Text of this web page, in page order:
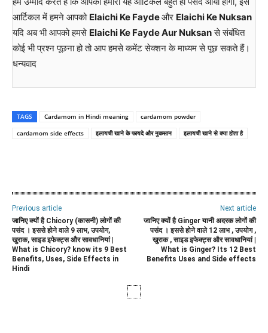
आर्टिकल में हमने आपको Elaichi Ke Faydeऔर Elaichi Ke Nuksan
यदि अब भी आपको हमसे Elaichi Ke Fayde Aur Nuksanसे संबंधित
कोई भी प्रश्न पूछना हो तो आप हमसे कमेंट सेक्शन के माध्यम से पूछ सकते हैं।
धन्यवाद
TAGS Cardamom in Hindi meaning
cardamom powder
cardamom side effects
इलायची खाने के फायदे और नुकसान इलायची खाने से क्या होता है
Previous article
जानिए क्यों है Chicory (कासनी) लोगों की
पसंद । इससे होने वाले 9 लाभ, उपयोग,
खुराक, साइड इफेक्ट्स और सावधानियां |
What is Chicory? know its 9 Best
Benefits, Uses, Side Effects in
Hindi
Next article
जानिए क्यों है Ginger यानी अदरक लोगों की
पसंद । इससे होने वाले 12 लाभ , उपयोग ,
खुराक , साइड इफेक्ट्स और सावधानियां |
What is Ginger? Its 12 Best
Benefits Uses and Side effects